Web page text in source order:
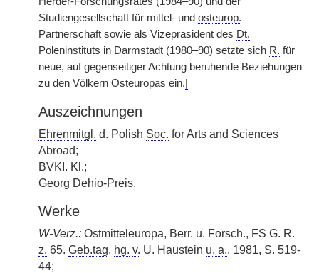
Studiengesellschaft für mittel- und osteurop.
Partnerschaft sowie als Vizepräsident des Dt.
Poleninstituts in Darmstadt (1980–90) setzte sich R. für
neue, auf gegenseitiger Achtung beruhende Beziehungen
zu den Völkern Osteuropas ein.
Auszeichnungen
Ehrenmitgl. d. Polish Soc. for Arts and Sciences
Abroad;
BVKI. Kl.;
Georg Dehio-Preis.
Werke
W-Verz.: Ostmitteleuropa, Berr. u. Forsch., FS G. R.
z. 65. Geb.tag, hg. v. U. Haustein u. a., 1981, S. 519-
44;